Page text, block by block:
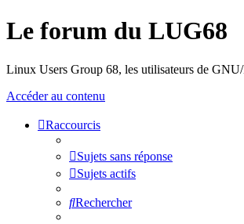
Le forum du LUG68
Linux Users Group 68, les utilisateurs de
Accéder au contenu
Raccourcis
Sujets sans réponse
Sujets actifs
Rechercher